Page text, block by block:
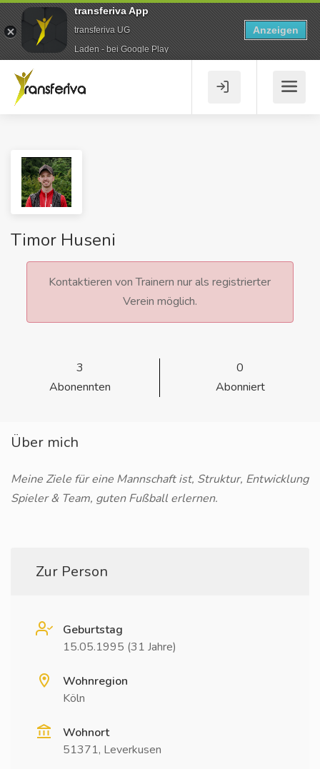
Timor Huseni
Kontaktieren von Trainern nur als registrierter
Verein möglich.
3
Abonennten
0
Abonniert
Über mich
Meine Ziele für eine Mannschaft ist, Struktur, Entwicklung
Spieler & Team, guten Fußball erlernen.
Zur Person
Geburtstag
15.05.1995 (31 Jahre)
Wohnregion
Köln
Wohnort
51371, Leverkusen
transferiva App
transferiva UG
Laden - bei Google Play
Anzeigen